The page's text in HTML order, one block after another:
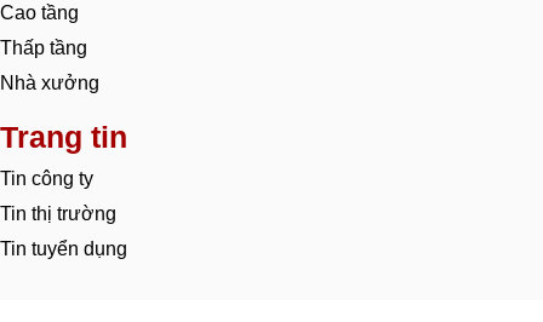
Cao tầng
Thấp tầng
Nhà xưởng
Trang tin
Tin công ty
Tin thị trường
Tin tuyển dụng